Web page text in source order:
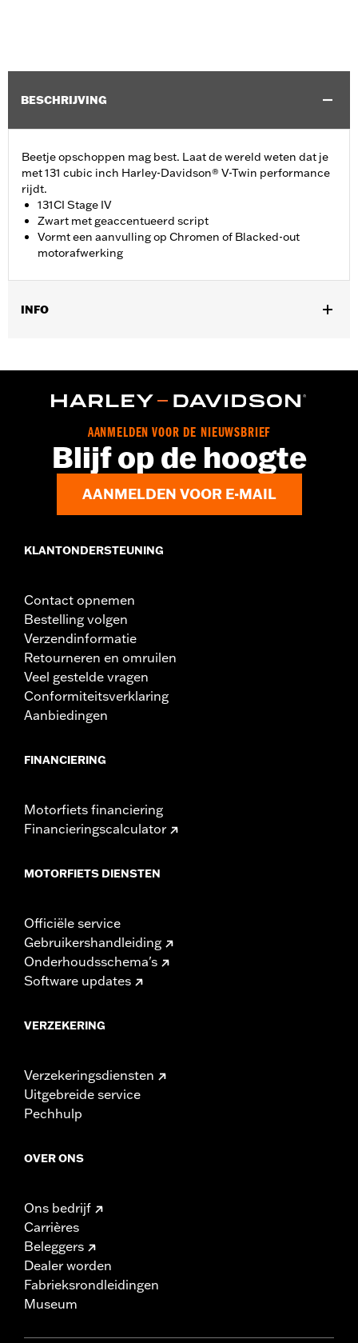
BESCHRIJVING
Beetje opschoppen mag best. Laat de wereld weten dat je
met 131 cubic inch Harley-Davidson® V-Twin performance
rijdt.
131CI Stage IV
Zwart met geaccentueerd script
Vormt een aanvulling op Chromen of Blacked-out
motorafwerking
INFO
GARANTIE:,,,,,,,,,,,,,,,,,,,,,,,,,,,,,,,,,,,,,,,,,,,,,,,,,,,,,,,,,,,,,,,,,,
AANMELDEN VOOR DE NIEUWSBRIEF
Blijf op de hoogte
AANMELDEN VOOR E-MAIL
KLANTONDERSTEUNING
Contact opnemen
Bestelling volgen
Verzendinformatie
Retourneren en omruilen
Veel gestelde vragen
Conformiteitsverklaring
Aanbiedingen
FINANCIERING
Motorfiets financiering
Financieringscalculator
MOTORFIETS DIENSTEN
Officiële service
Gebruikershandleiding
Onderhoudsschema's
Software updates
VERZEKERING
Verzekeringsdiensten
Uitgebreide service
Pechhulp
OVER ONS
Ons bedrijf
Carrières
Beleggers
Dealer worden
Fabrieksrondleidingen
Museum